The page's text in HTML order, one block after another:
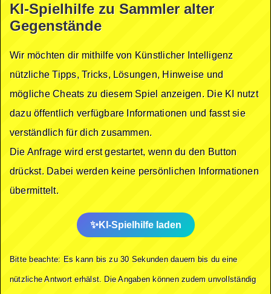
KI-Spielhilfe zu Sammler alter
Gegenstände
Wir möchten dir mithilfe von Künstlicher Intelligenz
nützliche Tipps, Tricks, Lösungen, Hinweise und
mögliche Cheats zu diesem Spiel anzeigen. Die KI nutzt
dazu öffentlich verfügbare Informationen und fasst sie
verständlich für dich zusammen.
Die Anfrage wird erst gestartet, wenn du den Button
drückst. Dabei werden keine persönlichen Informationen
übermittelt.
KI-Spielhilfe laden
Bitte beachte: Es kann bis zu 30 Sekunden dauern bis du eine
nützliche Antwort erhälst. Die Angaben können zudem unvollständig